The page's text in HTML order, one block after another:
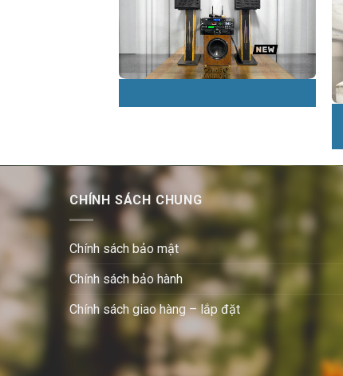
CHÍNH SÁCH CHUNG
Chính sách bảo mật
Chính sách bảo hành
Chính sách giao hàng – lắp đặt